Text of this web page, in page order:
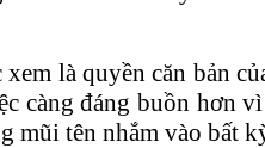
là quyền căn bản
càng đáng buồn
mũi tên nhắm vào bất